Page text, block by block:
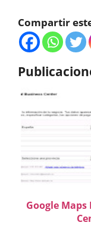
Compartir
Google Maps